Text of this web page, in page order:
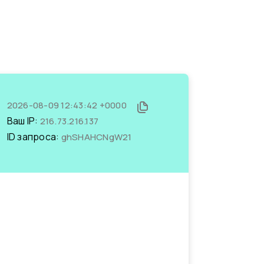
2026-08-09 12:43:42 +0000
Ваш IP: 216.73.216.137
ID запроса: ghSHAHCNgW21